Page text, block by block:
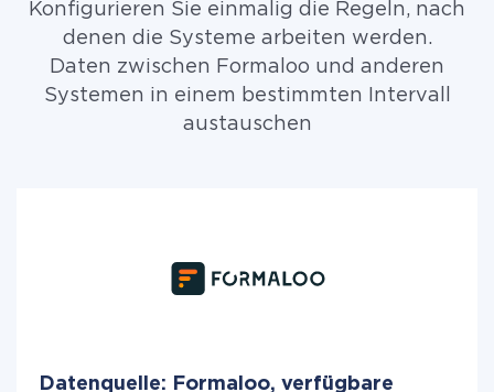
Konfigurieren Sie einmalig die Regeln, nach
denen die Systeme arbeiten werden.
Daten zwischen Formaloo und anderen
Systemen in einem bestimmten Intervall
austauschen
Datenquelle: Formaloo, verfügbare